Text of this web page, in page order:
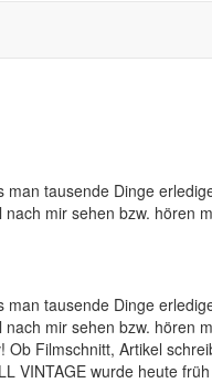
tausende Dinge
mir sehen bzw. hören
tausende Dinge
mir sehen bzw. hören
Filmschnitt, Artikel
VINTAGE wurde heute